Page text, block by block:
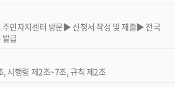
주민자치센터 방문▶ 신청서 작성 및 제출▶ 전국
발급
, 시행령 제2조~7조, 규칙 제2조